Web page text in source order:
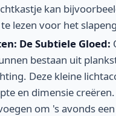
kan
lezen voor het
De Subtiele Gloed:
bestaan uit
Deze kleine
en dimensie
om 's avonds